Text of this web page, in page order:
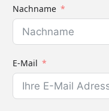
Nachname
E-Mail